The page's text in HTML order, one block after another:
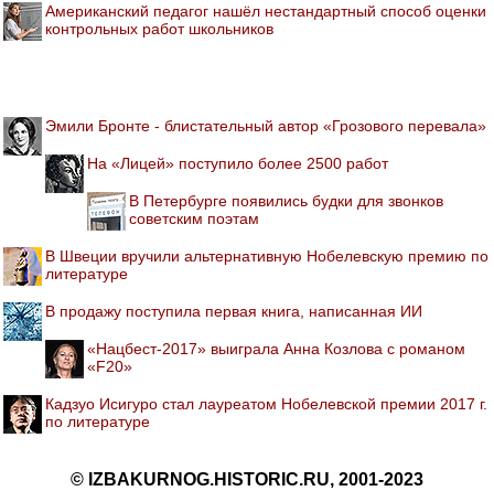
Американский педагог нашёл нестандартный способ оценки
контрольных работ школьников
Эмили Бронте - блистательный автор «Грозового перевала»
На «Лицей» поступило более 2500 работ
В Петербурге появились будки для звонков
советским поэтам
В Швеции вручили альтернативную Нобелевскую премию по
литературе
В продажу поступила первая книга, написанная ИИ
«Нацбест-2017» выиграла Анна Козлова с романом
«F20»
Кадзуо Исигуро стал лауреатом Нобелевской премии 2017 г.
по литературе
© IZBAKURNOG.HISTORIC.RU, 2001-2023